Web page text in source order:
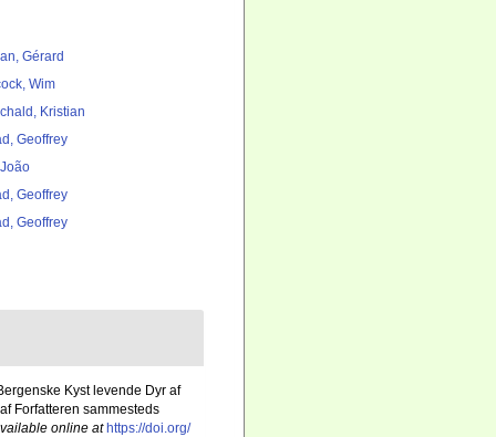
Gérard
Wim
Kristian
Geoffrey
Geoffrey
Geoffrey
Kyst levende Dyr af
Forfatteren sammesteds
online at https://doi.org/